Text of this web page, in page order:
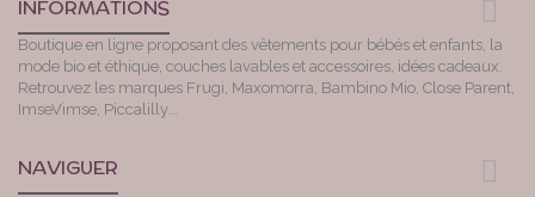
INFORMATIONS
Boutique en ligne proposant des vêtements pour bébés et enfants, la
mode bio et éthique, couches lavables et accessoires, idées cadeaux.
Retrouvez les marques Frugi, Maxomorra, Bambino Mio, Close Parent,
ImseVimse, Piccalilly...
NAVIGUER